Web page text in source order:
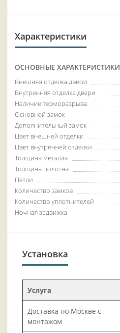
Характеристики
ОСНОВНЫЕ ХАРАКТЕРИСТИКИ
Внешняя отделка двери
Внутренняя отделка двери
Наличие терморазрыва
Основной замок
Дополнительный замок
Цвет внешней отделки
Цвет внутренней отделки
Толщина металла
Толщина полотна
Петли
Количество замков
Количество уплотнителей
Ночная задвижка
Установка
Услуга
Доставка по Москве с
монтажом